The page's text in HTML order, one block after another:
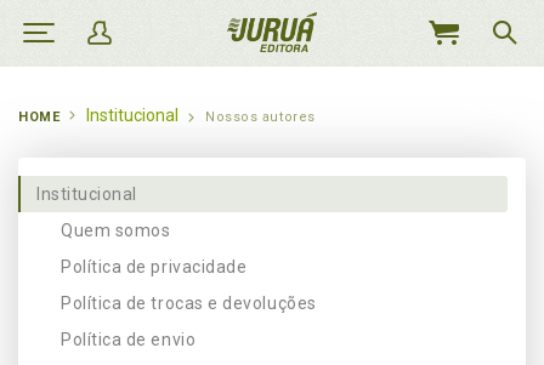
MEU
HOME Institucional Nossos autores
Institucional
Quem somos
Política de privacidade
Política de trocas e devoluções
Política de envio